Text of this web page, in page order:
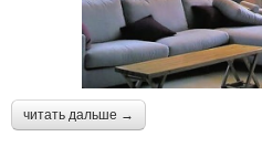
читать дальше →